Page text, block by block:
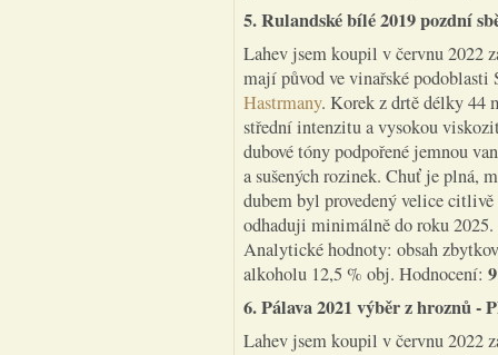
5. Rulandské bílé 2019 pozdní
Lahev jsem koupil v červnu 2022
mají původ ve vinařské podoblasti
Hastrmany. Korek z drtě délky 44
střední intenzitu a vysokou
dubové tóny podpořené jemnou
a sušených rozinek. Chuť je plná,
dubem byl provedený velice
odhaduji minimálně do roku
Analytické hodnoty: obsah
alkoholu 12,5 % obj. Hodnocení:
6. Pálava 2021 výběr z hroznů -
Lahev jsem koupil v červnu 2022